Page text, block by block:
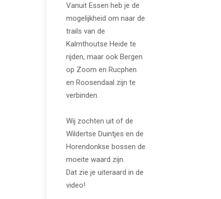
Vanuit Essen heb je de
mogelijkheid om naar de
trails van de
Kalmthoutse Heide te
rijden, maar ook Bergen
op Zoom en Rucphen
en Roosendaal zijn te
verbinden.
Wij zochten uit of de
Wildertse Duintjes en de
Horendonkse bossen de
moeite waard zijn.
Dat zie je uiteraard in de
video!